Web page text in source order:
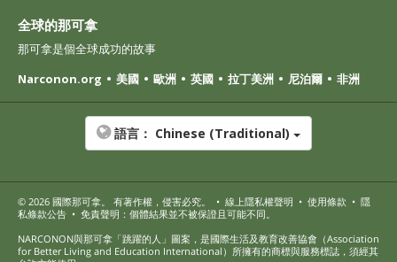
全球的那可拿
那可拿是個全球成功的故事
Narconon.org
美國 歐洲 英國 拉丁美洲 尼泊爾 非洲
語言： Chinese (Traditional)
© 2026 國際那可拿。 有著作權，侵害必究。 • 線上隱私權聲明 • 使用條款 • 隱
私條款公告 • 免責聲明：個體結果並不被保證且可能不同。
NARCONON與那可拿「跳躍的人」圖案，是國際生活及教育改善協會（Association
for Better Living and Education International）所擁有的商標與服務標誌，須經其